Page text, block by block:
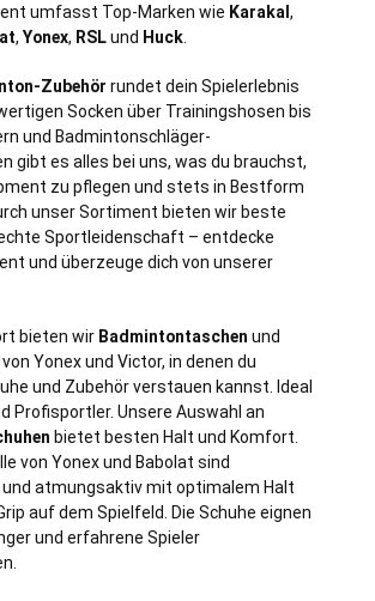
umfasst Top-Marken wie Karakal ,
, Yonex, RSLund Huck
Zubehör rundet dein Spielerlebnis
Socken über Trainingshosen bis
und Badmintonschläger-
gibt es alles bei uns, was du brauchst,
zu pflegen und stets in Bestform
unser Sortiment bieten wir beste
Sportleidenschaft – entdecke
und überzeuge dich von unserer
bieten wir Badmintontaschen und
von Yonex und Victor, in denen du
und Zubehör verstauen kannst. Ideal
Profisportler. Unsere Auswahl an
bietet besten Halt und Komfort.
von Yonex und Babolat sind
atmungsaktiv mit optimalem Halt
auf dem Spielfeld. Die Schuhe eignen
und erfahrene Spieler